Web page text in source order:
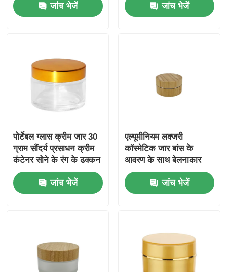
जांच भेजें
50g
जांच भेजें
पोर्टेबल ग्लास क्रीम जार 30
ग्राम सौंदर्य प्रसाधन क्रीम
कंटेनर सोने के रंग के ढक्कन
के साथ
जांच भेजें
एल्यूमीनियम लक्जरी
कॉस्मेटिक जार बांस के
आवरण के साथ बेलनाकार
शरीर लोशन कंटेनर
जांच भेजें